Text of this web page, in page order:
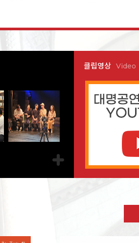
클립영상 Video